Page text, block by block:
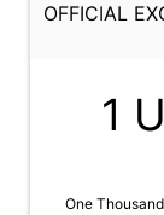
OFFICIAL
1
One